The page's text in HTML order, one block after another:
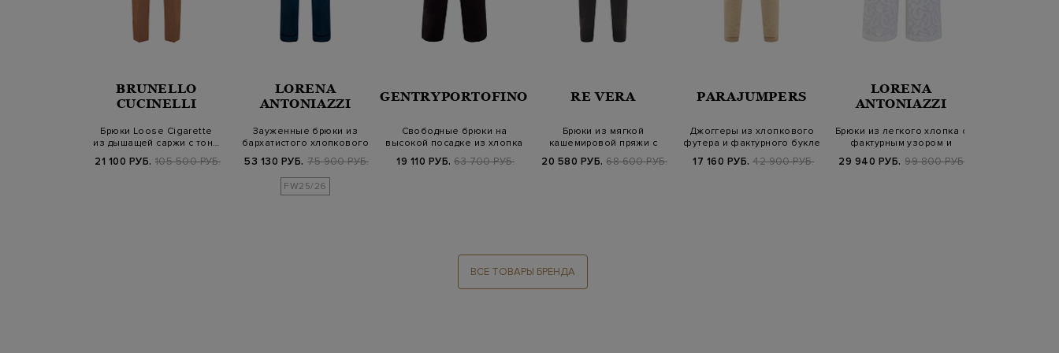
BRUNELLO
CUCINELLI
Брюки Loose Cigarette
из дышащей саржи с тон…
21 100 РУБ. 105 500 РУБ.
LORENA
ANTONIAZZI
Зауженные брюки из
бархатистого хлопкового
53 130 РУБ. 75 900 РУБ.
FW25/26
GENTRYPORTOFINO
Свободные брюки на
высокой посадке из хлопка
19 110 РУБ. 63 700 РУБ.
RE VERA
Брюки из мягкой
кашемировой пряжи с
20 580 РУБ. 68 600 РУБ.
PARAJUMPERS
Джоггеры из хлопкового
футера и фактурного букле
17 160 РУБ. 42 900 РУБ.
LORENA
ANTONIAZZI
Брюки из легкого хлопка с
фактурным узором и
29 940 РУБ. 99 800 РУБ.
ВСЕ ТОВАРЫ БРЕНДА